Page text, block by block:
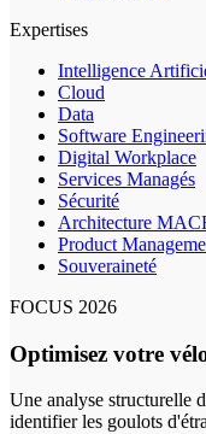
Expertises
Intelligence
Cloud
Data
Software
Digital Workplace
Services Managés
Sécurité
Architecture
Product
Souveraineté
FOCUS 2026
Optimisez votre
Une analyse structurelle
identifier les goulots